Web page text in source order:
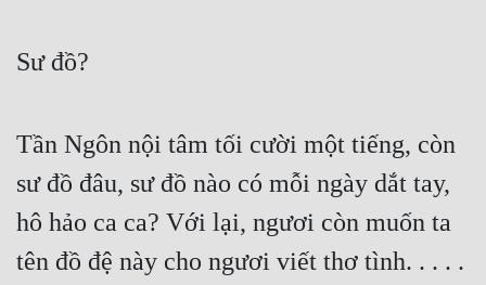
Sư đồ?
Tần Ngôn nội tâm tối cười một tiếng, còn
sư đồ đâu, sư đồ nào có mỗi ngày dắt tay,
hô hảo ca ca? Với lại, ngươi còn muốn ta
tên đồ đệ này cho ngươi viết thơ tình. . . . .